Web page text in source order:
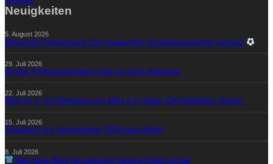
Neuigkeiten
5. August 2026
Maximale Performance: Die neuen Mini Schienbeinschoner sind da!
29. Juli 2026
Großer Prüfungsandrang in der Ju-Jutsu Abteilung
22. Juli 2026
NEU im 1. FC Brelingen von 1961 e.V.-Shop: Die Kollektion Classic
15. Juli 2026
Einladung zur Seniorenfahrt 2026 nach Alfeld
8. Juli 2026
Das neue Shirt mit unserem Vereins-Patch ist da!